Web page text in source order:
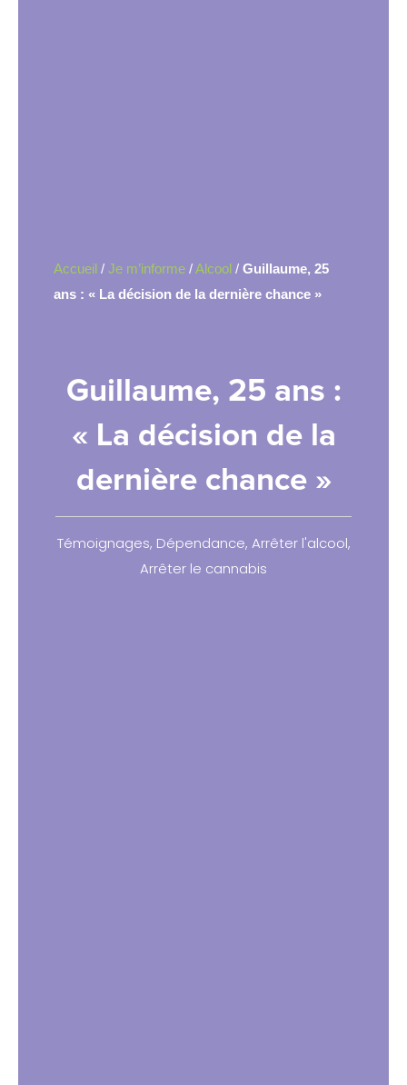
Accueil/ Je m’informe/Alcool/ Guillaume, 25
ans : « La décision de la dernière chance »
Guillaume, 25 ans :
« La décision de la
dernière chance »
Témoignages, Dépendance, Arrêter l'alcool,
Arrêter le cannabis